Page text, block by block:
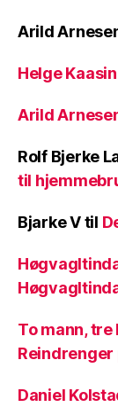
Arild
Helge Kaasin
Arild
Rolf Bjerke
til
Bjarke Vtil
To mann,
Daniel